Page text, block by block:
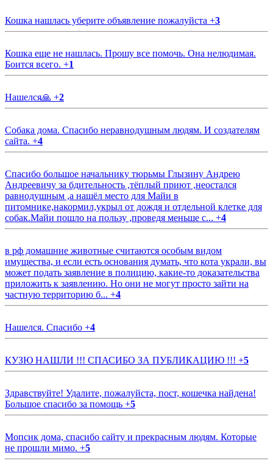
Кошка нашлась уберите объявление пожалуйста +3
Кошка еще не нашлась. Прошу все помочь. Она нелюдимая.
Боится всего. +1
Нашелся🙏 +2
Собака дома. Спасибо неравнодушным людям. И создателям
сайта. +4
Спасибо большое начальнику тюрьмы Глызину Андрею
Андреевичу за бдительность ,тёплый приют ,неостался
равнодушным ,а нашёл место для Майи в
питомнике,накормил,укрыл от дождя и отдельной клетке для
собак.Майи пошло на пользу ,проведя меньше с... +4
в рф домашние животные считаются особым видом
имущества, и если есть основания думать, что кота украли, вы
может подать заявление в полицию, какие-то доказательства
приложить к заявлению. Но они не могут просто зайти на
частную территорию б... +4
Нашелся. Спасибо +4
КУЗЮ НАШЛИ !!! СПАСИБО ЗА ПУБЛИКАЦИЮ !!! +5
Здравствуйте! Удалите, пожалуйста, пост, кошечка найдена!
Большое спасибо за помощь +5
Мопсик дома, спасибо сайту и прекрасным людям. Которые
не прошли мимо. +5